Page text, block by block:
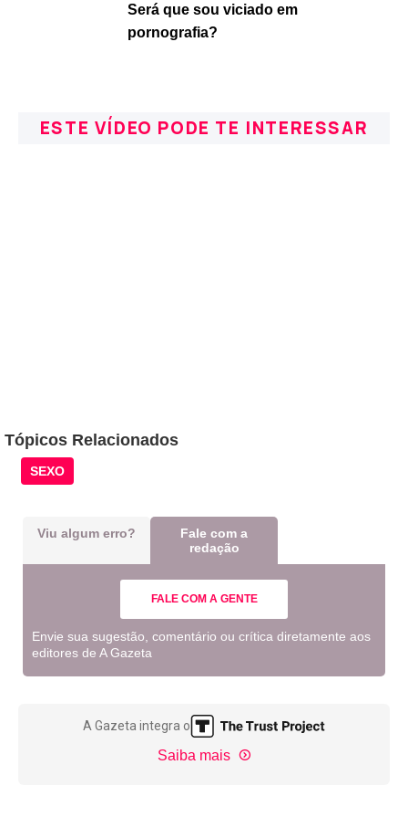
Será que sou viciado em
pornografia?
ESTE VÍDEO PODE TE INTERESSAR
Tópicos Relacionados
SEXO
Viu algum erro?
Fale com a
redação
FALE COM A GENTE
Envie sua sugestão, comentário ou crítica diretamente aos
editores de A Gazeta
A Gazeta integra o
Saiba mais